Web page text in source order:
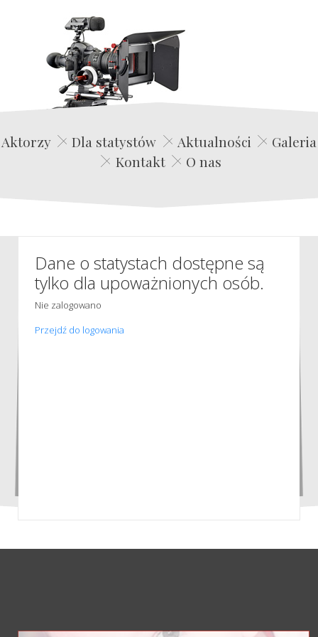
Edwin Film Agencja Aktorska
Aktorzy Dla statystów Aktualności
Galeria
Kontakt
O nas
Dane o statystach dostępne są
tylko dla upoważnionych osób.
Nie zalogowano
Przejdź do logowania